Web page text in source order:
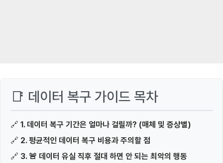
📑 데이터 복구 가이드 목차
🔗 1. 데이터 복구 기간은 얼마나 걸릴까? (매체 및 증상별)
🔗 2. 평균적인 데이터 복구 비용과 주의할 점
🔗 3. 🚨 데이터 유실 직후 절대 하면 안 되는 최악의 행동